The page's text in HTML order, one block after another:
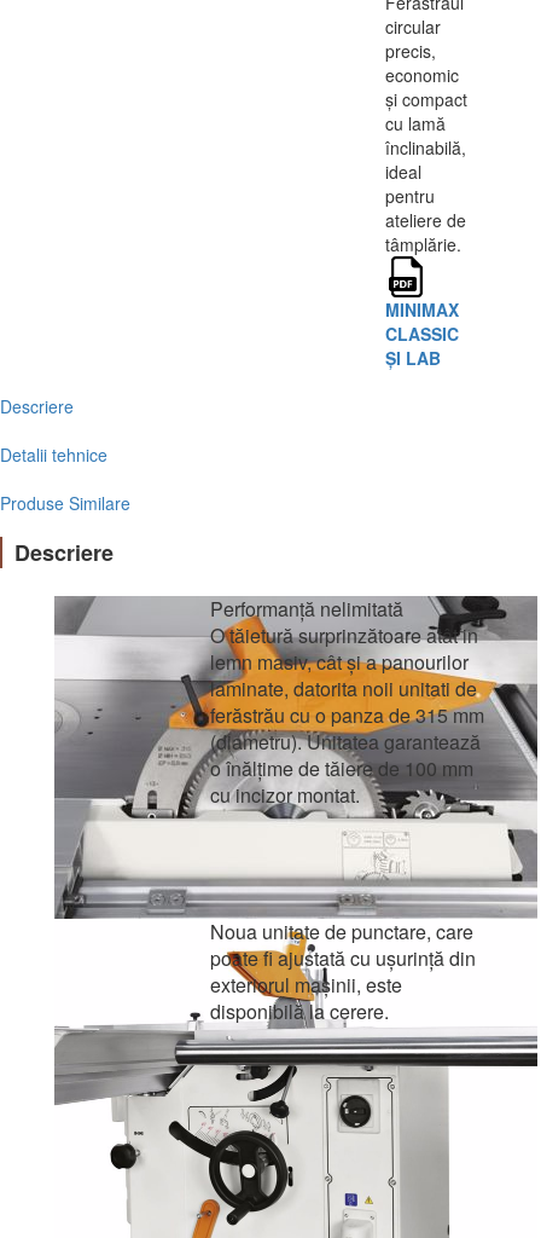
circular
precis,
economic
și compact
cu lamă
înclinabilă,
ideal
pentru
ateliere de
tâmplărie.
MINIMAX
CLASSIC
ȘI LAB
Descriere
Detalii tehnice
Produse Similare
Descriere
Performanță nelimitată
O tăietură surprinzătoare atât in
lemn masiv, cât și a panourilor
laminate, datorita noii unitati de
ferăstrău cu o panza de 315 mm
(diametru). Unitatea garantează
o înălțime de tăiere de 100 mm
cu incizor montat.
Noua unitate de punctare, care
poate fi ajustată cu ușurință din
exteriorul mașinii, este
disponibilă la cerere.